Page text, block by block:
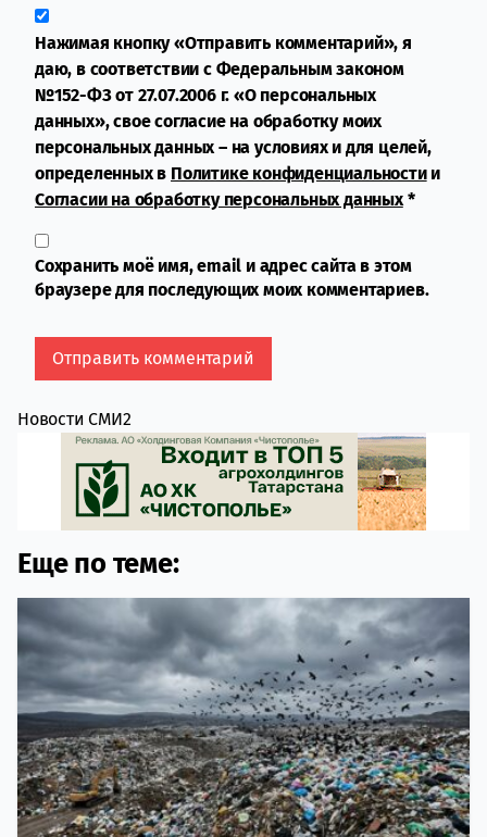
Нажимая кнопку «Отправить комментарий», я
даю, в соответствии с Федеральным законом
№152-ФЗ от 27.07.2006 г. «О персональных
данных», свое согласие на обработку моих
персональных данных – на условиях и для целей,
определенных в Политике конфиденциальностии
Согласии на обработку персональных данных*
Сохранить моё имя, email и адрес сайта в этом
браузере для последующих моих комментариев.
Новости СМИ2
Еще по теме: